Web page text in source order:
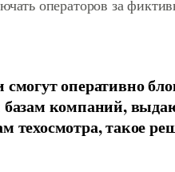
операторов за
оперативно
компаний,
техосмотра, такое